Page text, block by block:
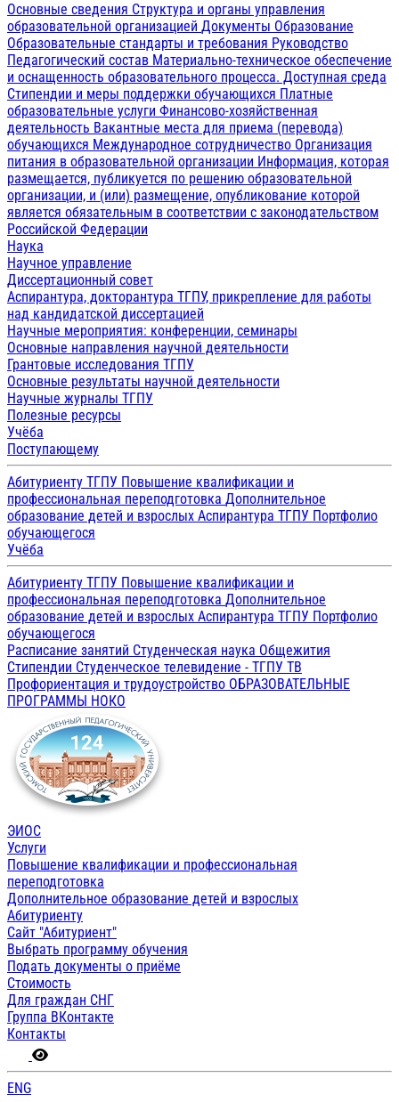
Основные сведения Структура и органы управления
образовательной организацией Документы Образование
Образовательные стандарты и требования Руководство
Педагогический состав Материально-техническое обеспечение
и оснащенность образовательного процесса. Доступная среда
Стипендии и меры поддержки обучающихся Платные
образовательные услуги Финансово-хозяйственная
деятельность Вакантные места для приема (перевода)
обучающихся Международное сотрудничество Организация
питания в образовательной организации Информация, которая
размещается, публикуется по решению образовательной
организации, и (или) размещение, опубликование которой
является обязательным в соответствии с законодательством
Российской Федерации
Наука
Научное управление
Диссертационный совет
Аспирантура, докторантура ТГПУ, прикрепление для работы
над кандидатской диссертацией
Научные мероприятия: конференции, семинары
Основные направления научной деятельности
Грантовые исследования ТГПУ
Основные результаты научной деятельности
Научные журналы ТГПУ
Полезные ресурсы
Учёба
Поступающему
Абитуриенту ТГПУ Повышение квалификации и
профессиональная переподготовка Дополнительное
образование детей и взрослых Аспирантура ТГПУ Портфолио
обучающегося
Учёба
Абитуриенту ТГПУ Повышение квалификации и
профессиональная переподготовка Дополнительное
образование детей и взрослых Аспирантура ТГПУ Портфолио
обучающегося
Расписание занятий Студенческая наука Общежития
Стипендии Студенческое телевидение - ТГПУ ТВ
Профориентация и трудоустройство ОБРАЗОВАТЕЛЬНЫЕ
ПРОГРАММЫ НОКО
ЭИОС
Услуги
Повышение квалификации и профессиональная
переподготовка
Дополнительное образование детей и взрослых
Абитуриенту
Сайт "Абитуриент"
Выбрать программу обучения
Подать документы о приёме
Стоимость
Для граждан СНГ
Группа ВКонтакте
Контакты
ENG